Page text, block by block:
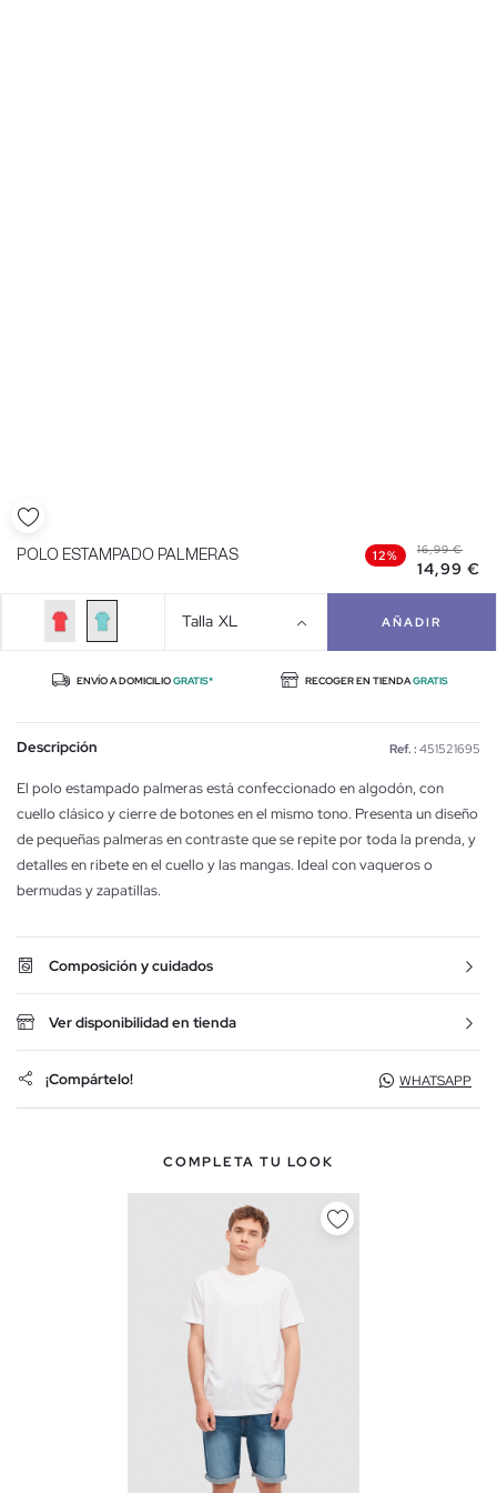
POLO ESTAMPADO PALMERAS 12% 16,99 €
14,99 €
Talla XL AÑADIR
ENVÍO A DOMICILIOGRATIS* RECOGER EN TIENDAGRATIS
Descripción Ref. : 451521695
El polo estampado palmeras está confeccionado en algodón, con
cuello clásico y cierre de botones en el mismo tono. Presenta un diseño
de pequeñas palmeras en contraste que se repite por toda la prenda, y
detalles en ribete en el cuello y las mangas. Ideal con vaqueros o
bermudas y zapatillas.
Composición y cuidados
Ver disponibilidad en tienda
¡Compártelo! WHATSAPP
COMPLETA TU LOOK